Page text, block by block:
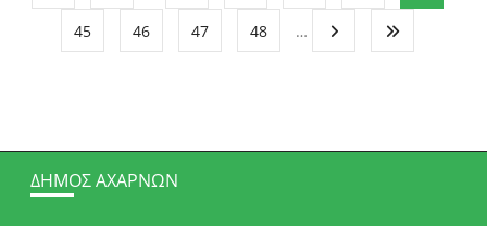
45 46 47 48 …
ΔΉΜΟΣ ΑΧΑΡΝΏΝ